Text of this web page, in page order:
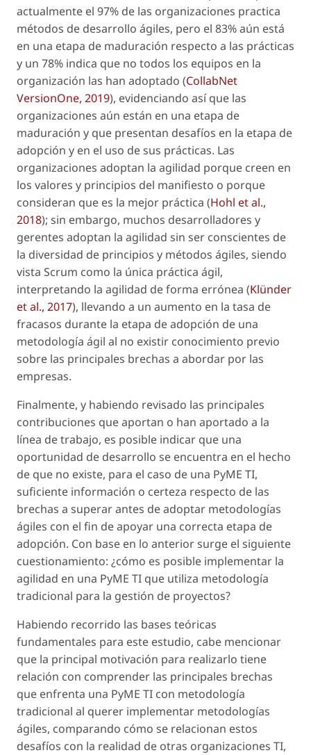
actualmente el 97% de las organizaciones practica
métodos de desarrollo ágiles, pero el 83% aún está
en una etapa de maduración respecto a las prácticas
y un 78% indica que no todos los equipos en la
organización las han adoptado (CollabNet
VersionOne, 2019), evidenciando así que las
organizaciones aún están en una etapa de
maduración y que presentan desafíos en la etapa de
adopción y en el uso de sus prácticas. Las
organizaciones adoptan la agilidad porque creen en
los valores y principios del manifiesto o porque
consideran que es la mejor práctica (Hohl et al.,
2018); sin embargo, muchos desarrolladores y
gerentes adoptan la agilidad sin ser conscientes de
la diversidad de principios y métodos ágiles, siendo
vista Scrum como la única práctica ágil,
interpretando la agilidad de forma errónea (Klünder
et al., 2017), llevando a un aumento en la tasa de
fracasos durante la etapa de adopción de una
metodología ágil al no existir conocimiento previo
sobre las principales brechas a abordar por las
empresas.
Finalmente, y habiendo revisado las principales
contribuciones que aportan o han aportado a la
línea de trabajo, es posible indicar que una
oportunidad de desarrollo se encuentra en el hecho
de que no existe, para el caso de una PyME TI,
suficiente información o certeza respecto de las
brechas a superar antes de adoptar metodologías
ágiles con el fin de apoyar una correcta etapa de
adopción. Con base en lo anterior surge el siguiente
cuestionamiento: ¿cómo es posible implementar la
agilidad en una PyME TI que utiliza metodología
tradicional para la gestión de proyectos?
Habiendo recorrido las bases teóricas
fundamentales para este estudio, cabe mencionar
que la principal motivación para realizarlo tiene
relación con comprender las principales brechas
que enfrenta una PyME TI con metodología
tradicional al querer implementar metodologías
ágiles, comparando cómo se relacionan estos
desafíos con la realidad de otras organizaciones TI,